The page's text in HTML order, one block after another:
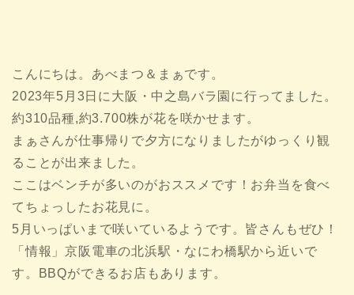
こんにちは。あべまつ＆まぁです。
2023年5月3日に大阪・中之島バラ園に行ってました。
約310品種,約3.700株が花を咲かせます。
まぁさんが仕事帰りで夕方になりましたがゆっくり観
ることが出来ました。
ここはベンチが多いのがおススメです！お弁当を食べ
てちょっしたお花見に。
5月いっぱいまで咲いているようです。皆さんもぜひ！
「情報」京阪電車の北浜駅・なにわ橋駅から近いで
す。BBQができるお店もあります。